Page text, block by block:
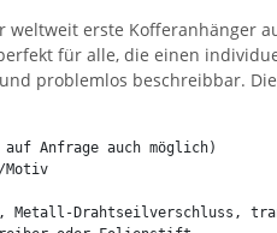
weltweit erste Kofferanhänger
für alle, die einen
problemlos beschreibbar.